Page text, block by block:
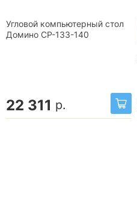
Угловой компьютерный стол
Домино СР-133-140
22 311 р.